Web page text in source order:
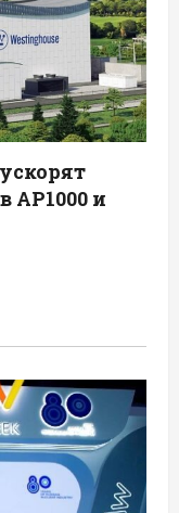
AP1000 и